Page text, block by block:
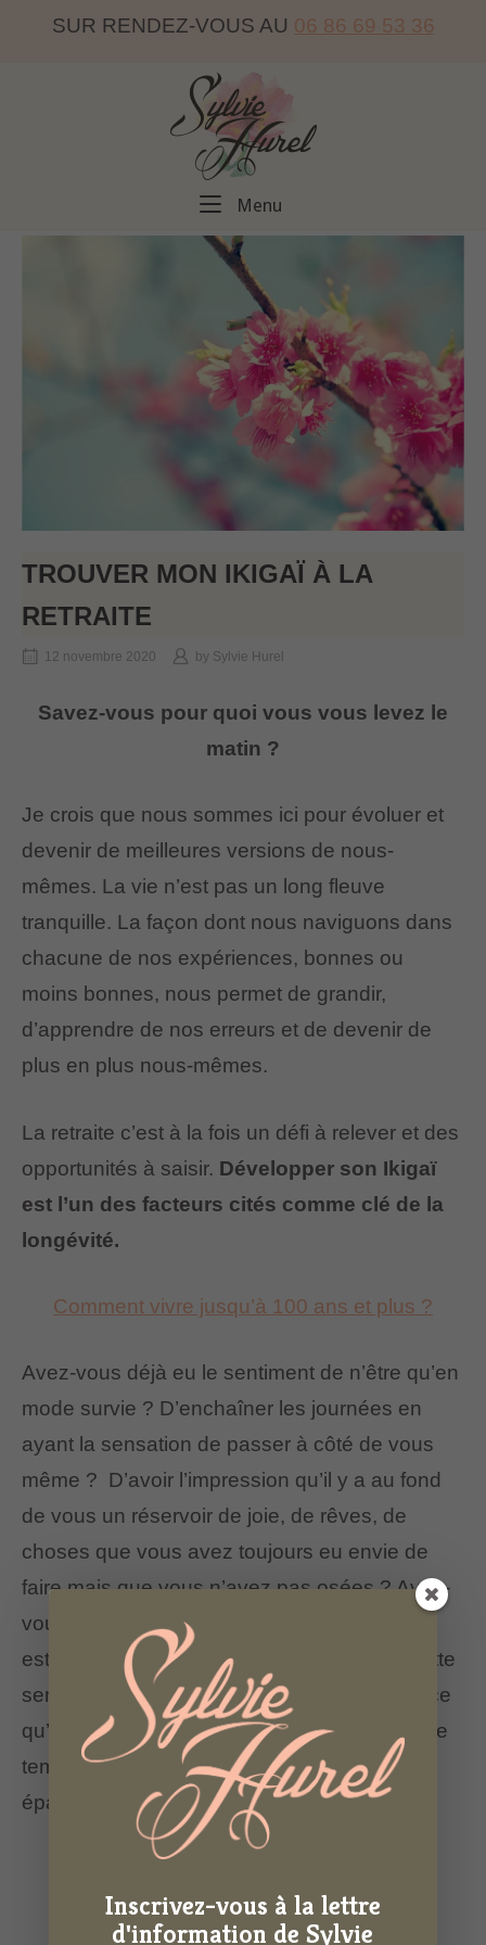
SUR RENDEZ-VOUS AU 06 86 69 53 36
Home
Menu
TROUVER MON IKIGAÏ À LA
RETRAITE
12 novembre 2020 by Sylvie Hurel
Savez-vous pour quoi vous vous levez le
matin ?
Je crois que nous sommes ici pour évoluer et
devenir de meilleures versions de nous-
mêmes. La vie n’est pas un long fleuve
tranquille. La façon dont nous naviguons dans
chacune de nos expériences, bonnes ou
moins bonnes, nous permet de grandir,
d’apprendre de nos erreurs et de devenir de
plus en plus nous-mêmes.
La retraite c’est à la fois un défi à relever et des
opportunités à saisir. Développer son Ikigaï
est l’un des facteurs cités comme clé de la
longévité.
Comment vivre jusqu’à 100 ans et plus ?
Avez-vous déjà eu le sentiment de n’être qu’en
mode survie ? D’enchaîner les journées en
ayant la sensation de passer à côté de vous
même ? D’avoir l’impression qu’il y a au fond
de vous un réservoir de joie, de rêves, de
choses que vous avez toujours eu envie de
faire mais que vous n’avez pas osées ? Avez-
vous le sentiment désagréable que votre vie
est guidée par le devoir, les obligations ? Cette
sensation d’avoir toujours un truc à faire parce
qu’il FAUT le faire et qui ne vous laisse plus le
temps de vivre des expériences de vie
épanouissantes ?
Inscrivez-vous à la lettre
d'information de Sylvie